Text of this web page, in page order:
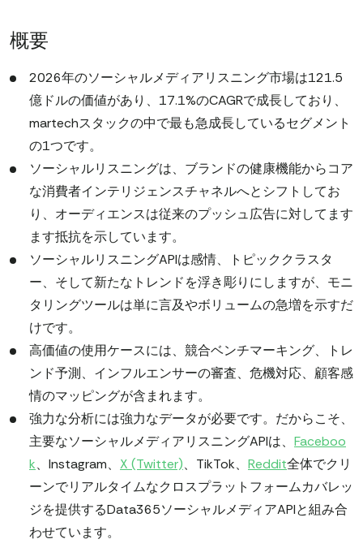
概要
2026年のソーシャルメディアリスニング市場は121.5
億ドルの価値があり、17.1%のCAGRで成長しており、
martechスタックの中で最も急成長しているセグメント
の1つです。
ソーシャルリスニングは、ブランドの健康機能からコア
な消費者インテリジェンスチャネルへとシフトしてお
り、オーディエンスは従来のプッシュ広告に対してます
ます抵抗を示しています。
ソーシャルリスニングAPIは感情、トピッククラスタ
ー、そして新たなトレンドを浮き彫りにしますが、モニ
タリングツールは単に言及やボリュームの急増を示すだ
けです。
高価値の使用ケースには、競合ベンチマーキング、トレ
ンド予測、インフルエンサーの審査、危機対応、顧客感
情のマッピングが含まれます。
強力な分析には強力なデータが必要です。だからこそ、
主要なソーシャルメディアリスニングAPIは、 Faceboo
k、Instagram、 X (Twitter)、TikTok、 Reddit全体でクリ
ーンでリアルタイムなクロスプラットフォームカバレッ
ジを提供するData365ソーシャルメディアAPIと組み合
わせています。